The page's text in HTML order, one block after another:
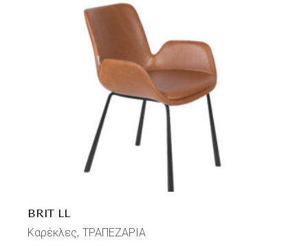
BRIT LL
Καρέκλες ΤΡΑΠΕΖΑΡΙΑ